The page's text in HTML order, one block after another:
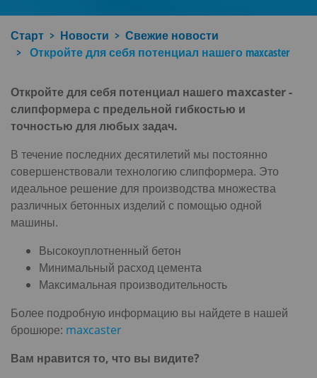
Старт Новости
Свежие новости
​ Откройте для себя потенциал нашего maxcaster
Откройте для себя потенциал нашего maxcaster-
слипформера с предельной гибкостью и
точностью для любых задач.
В течение последних десятилетий мы постоянно
совершенствовали технологию слипформера. Это
идеальное решение для производства множества
различных бетонных изделий с помощью одной
машины.
Высокоуплотненный бетон
Минимальный расход цемента
Максимальная производительность
Более подробную информацию вы найдете в нашей
брошюре: maxcaster
Вам нравится то, что вы видите?